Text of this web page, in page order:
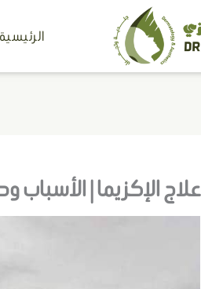
الرئيسية
علاج الإكزيما | الأسباب